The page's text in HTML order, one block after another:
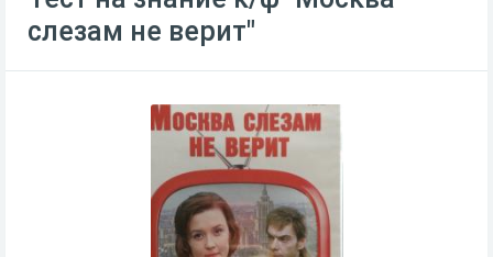
слезам не верит"